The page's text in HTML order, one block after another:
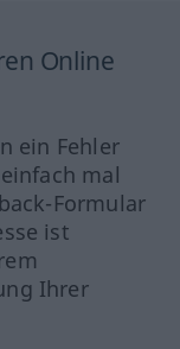
Online
ein Fehler
mal
Formular
ist
Ihrer